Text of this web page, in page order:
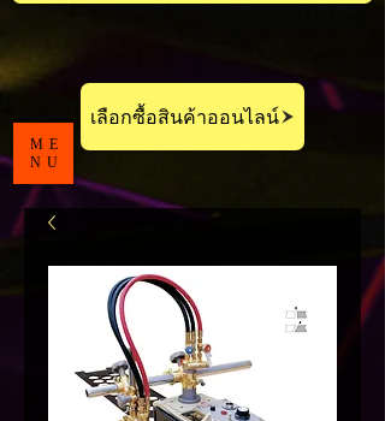
เลือกซื้อสินค้าออนไลน์
ME
NU